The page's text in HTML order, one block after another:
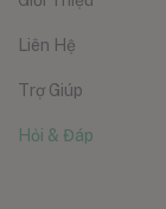
Liên Hệ
Trợ Giúp
Hỏi & Đáp